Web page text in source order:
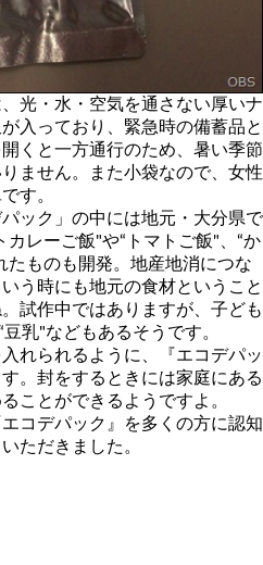
光・水・空気を通さない厚いナ
入っており、緊急時の備蓄品と
くと一方通行のため、暑い季節
ません。また小袋なので、女性
す。
ック」の中には地元・大分県で
レーご飯"や“トマトご飯"、“か
ものも開発。地産地消につな
う時にも地元の食材ということ
試作中ではありますが、子ども
乳"などもあるそうです。
れられるように、『エコデパッ
。封をするときには家庭にある
ことができるようですよ。
コデパック』を多くの方に認知
ただきました。